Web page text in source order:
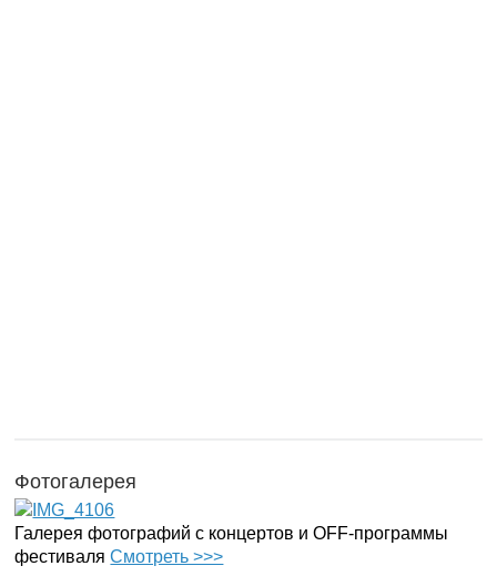
Фотогалерея
Галерея фотографий с концертов и OFF-программы
фестиваляСмотреть >>>